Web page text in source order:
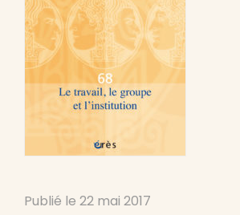
Publié le 22 mai 2017